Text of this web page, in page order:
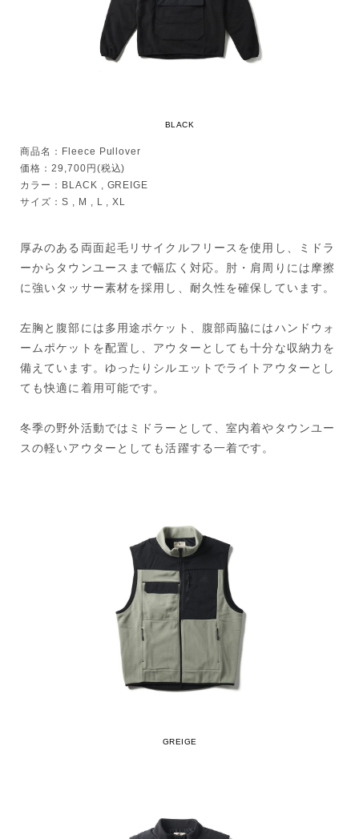
BLACK
商品名：Fleece Pullover
価格：29,700円(税込)
カラー：BLACK , GREIGE
サイズ：S , M , L , XL
厚みのある両面起毛リサイクルフリースを使用し、ミドラ
ーからタウンユースまで幅広く対応。肘・肩周りには摩擦
に強いタッサー素材を採用し、耐久性を確保しています。
左胸と腹部には多用途ポケット、腹部両脇にはハンドウォ
ームポケットを配置し、アウターとしても十分な収納力を
備えています。ゆったりシルエットでライトアウターとし
ても快適に着用可能です。
冬季の野外活動ではミドラーとして、室内着やタウンユー
スの軽いアウターとしても活躍する一着です。
GREIGE